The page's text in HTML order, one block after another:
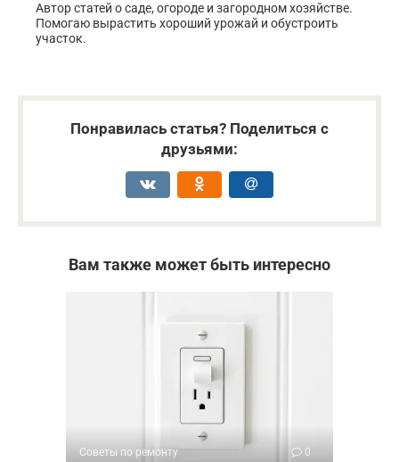
Автор статей о саде, огороде и загородном хозяйстве.
Помогаю вырастить хороший урожай и обустроить
участок.
Понравилась статья? Поделиться с
друзьями:
Вам также может быть интересно
Советы по ремонту 0